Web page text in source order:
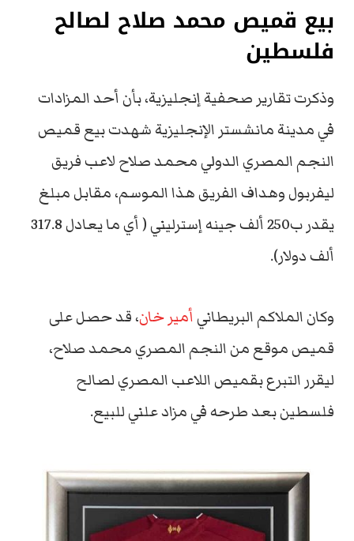
بيع قميص محمد صلاح لصالح
فلسطين
وذكرت تقارير صحفية إنجليزية، بأن أحد المزادات
في مدينة مانشستر الإنجليزية شهدت بيع قميص
النجم المصري الدولي محمد صلاح لاعب فريق
ليفربول وهداف الفريق هذا الموسم، مقابل مبلغ
يقدر ب250 ألف جينه إسترليني ( أي ما يعادل 317.8
ألف دولار).
وكان الملاكم البريطانيأمير خان، قد حصل على
قميص موقع من النجم المصري محمد صلاح،
ليقرر التبرع بقميص اللاعب المصري لصالح
فلسطين بعد طرحه في مزاد علني للبيع.